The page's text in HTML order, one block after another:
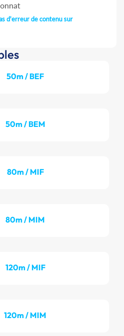
d'erreur de contenu sur
50m / BEF
50m / BEM
80m / MIF
80m / MIM
120m / MIF
120m / MIM